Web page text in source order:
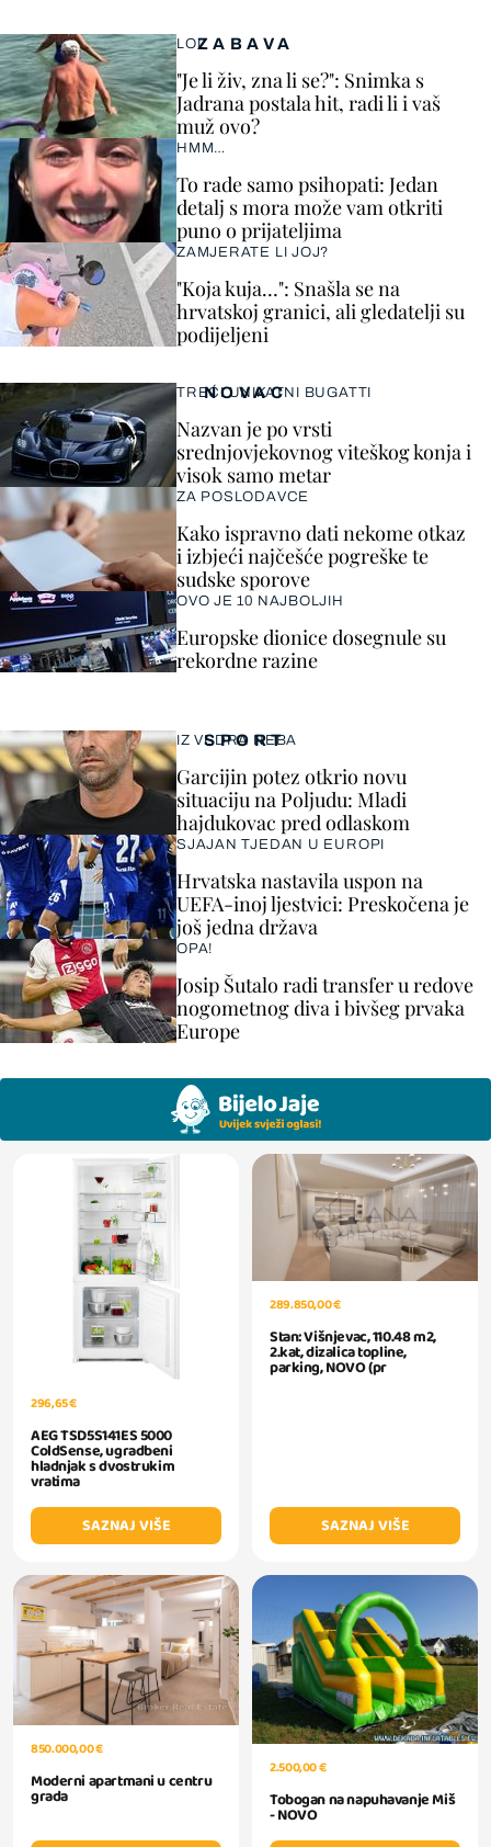
ZABAVA
LOL
"Je li živ, zna li se?": Snimka s
Jadrana postala hit, radi li i vaš
muž ovo?
HMM…
To rade samo psihopati: Jedan
detalj s mora može vam otkriti
puno o prijateljima
ZAMJERATE LI JOJ?
"Koja kuja…": Snašla se na
hrvatskoj granici, ali gledatelji su
podijeljeni
SPORT
IZ VEDRA NEBA
Garcijin potez otkrio novu
situaciju na Poljudu: Mladi
hajdukovac pred odlaskom
SJAJAN TJEDAN U EUROPI
Hrvatska nastavila uspon na
UEFA-inoj ljestvici: Preskočena je
još jedna država
OPA!
Josip Šutalo radi transfer u redove
nogometnog diva i bivšeg prvaka
Europe
NOVAC
TREĆI UNIKATNI BUGATTI
Nazvan je po vrsti
srednjovjekovnog viteškog konja i
visok samo metar
ZA POSLODAVCE
Kako ispravno dati nekome otkaz
i izbjeći najčešće pogreške te
sudske sporove
OVO JE 10 NAJBOLJIH
Europske dionice dosegnule su
rekordne razine
296,65 €
AEG TSD5S141ES 5000
ColdSense, ugradbeni
hladnjak s dvostrukim
vratima
SAZNAJ VIŠE
289.850,00 €
Stan: Višnjevac, 110.48 m2,
2.kat, dizalica topline,
parking, NOVO (pr
SAZNAJ VIŠE
850.000,00 €
Moderni apartmani u centru
grada
2.500,00 €
Tobogan na napuhavanje Miš
- NOVO